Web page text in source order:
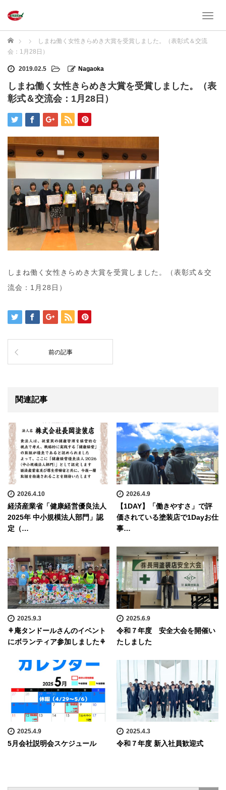
T
a
ホーム
しまね働く女性きらめき大賞を受賞しました。（表彰式＆交流
会：1月28日）
2019.02.5 Nagaoka
しまね働く女性きらめき大賞を受賞しました。（表
彰式＆交流会：1月28日）
しまね働く女性きらめき大賞を受賞しました。（表彰式＆交
流会：1月28日）
前の記事
関連記事
2026.4.10
経済産業省「健康経営優良法人
2025年 中小規模法人部門」認
定（…
2026.4.9
【1DAY】「働きやすさ」で評
価されている塗装店で1Dayお仕
事…
2025.9.3
⚘庵タンドールさんのイベント
にボランティア参加しました⚘
2025.6.9
令和７年度 安全大会を開催い
たしました
2025.4.9
5月会社説明会スケジュール
2025.4.3
令和７年度 新入社員歓迎式